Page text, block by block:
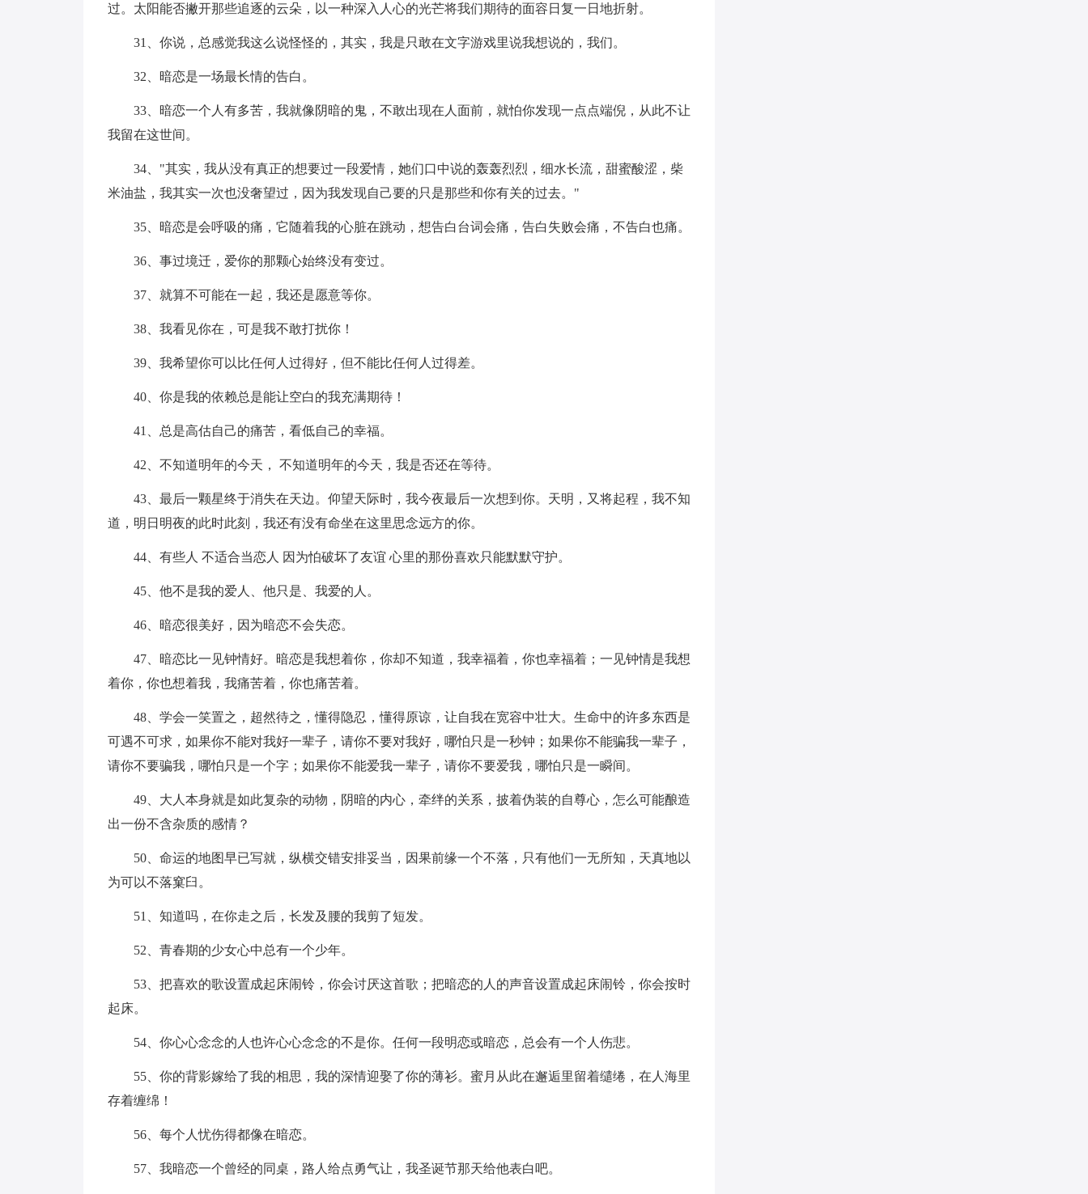
过。太阳能否撇开那些追逐的云朵，以一种深入人心的光芒将我们期待的面容日复一日地折射。
31、你说，总感觉我这么说怪怪的，其实，我是只敢在文字游戏里说我想说的，我们。
32、暗恋是一场最长情的告白。
33、暗恋一个人有多苦，我就像阴暗的鬼，不敢出现在人面前，就怕你发现一点点端倪，从此不让
我留在这世间。
34、"其实，我从没有真正的想要过一段爱情，她们口中说的轰轰烈烈，细水长流，甜蜜酸涩，柴
米油盐，我其实一次也没奢望过，因为我发现自己要的只是那些和你有关的过去。"
35、暗恋是会呼吸的痛，它随着我的心脏在跳动，想告白台词会痛，告白失败会痛，不告白也痛。
36、事过境迁，爱你的那颗心始终没有变过。
37、就算不可能在一起，我还是愿意等你。
38、我看见你在，可是我不敢打扰你！
39、我希望你可以比任何人过得好，但不能比任何人过得差。
40、你是我的依赖总是能让空白的我充满期待！
41、总是高估自己的痛苦，看低自己的幸福。
42、不知道明年的今天， 不知道明年的今天，我是否还在等待。
43、最后一颗星终于消失在天边。仰望天际时，我今夜最后一次想到你。天明，又将起程，我不知
道，明日明夜的此时此刻，我还有没有命坐在这里思念远方的你。
44、有些人 不适合当恋人 因为怕破坏了友谊 心里的那份喜欢只能默默守护。
45、他不是我的爱人、他只是、我爱的人。
46、暗恋很美好，因为暗恋不会失恋。
47、暗恋比一见钟情好。暗恋是我想着你，你却不知道，我幸福着，你也幸福着；一见钟情是我想
着你，你也想着我，我痛苦着，你也痛苦着。
48、学会一笑置之，超然待之，懂得隐忍，懂得原谅，让自我在宽容中壮大。生命中的许多东西是
可遇不可求，如果你不能对我好一辈子，请你不要对我好，哪怕只是一秒钟；如果你不能骗我一辈子，
请你不要骗我，哪怕只是一个字；如果你不能爱我一辈子，请你不要爱我，哪怕只是一瞬间。
49、大人本身就是如此复杂的动物，阴暗的内心，牵绊的关系，披着伪装的自尊心，怎么可能酿造
出一份不含杂质的感情？
50、命运的地图早已写就，纵横交错安排妥当，因果前缘一个不落，只有他们一无所知，天真地以
为可以不落窠臼。
51、知道吗，在你走之后，长发及腰的我剪了短发。
52、青春期的少女心中总有一个少年。
53、把喜欢的歌设置成起床闹铃，你会讨厌这首歌；把暗恋的人的声音设置成起床闹铃，你会按时
起床。
54、你心心念念的人也许心心念念的不是你。任何一段明恋或暗恋，总会有一个人伤悲。
55、你的背影嫁给了我的相思，我的深情迎娶了你的薄衫。蜜月从此在邂逅里留着缱绻，在人海里
存着缠绵！
56、每个人忧伤得都像在暗恋。
57、我暗恋一个曾经的同桌，路人给点勇气让，我圣诞节那天给他表白吧。